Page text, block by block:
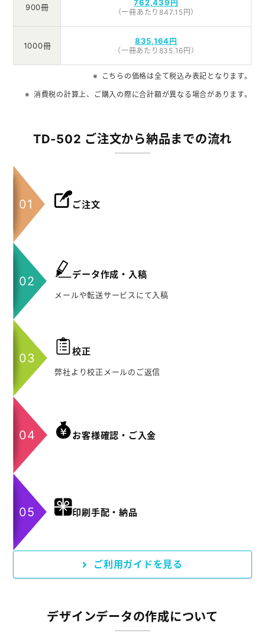
900冊 762,439円
（一冊あたり847.15円）
1000冊 835,164円
（一冊あたり835.16円）
こちらの価格は全て税込み表記となります。
消費税の計算上、ご購入の際に合計額が異なる場合があります。
TD-502 ご注文から納品までの流れ
ご注文
データ作成・入稿
メールや転送サービスにて入稿
校正
弊社より校正メールのご返信
お客様確認・ご入金
印刷手配・納品
ご利用ガイドを見る
デザインデータの作成について